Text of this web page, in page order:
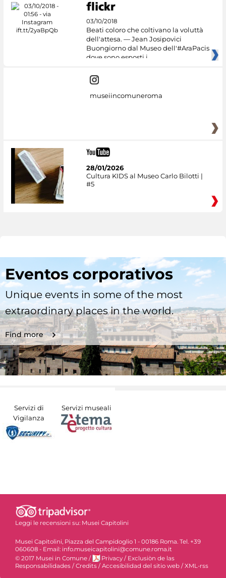
03/10/2018
Beati coloro che coltivano la voluttà
dell'attesa. — Jean Josipovici
Buongiorno dal Museo dell'#AraPacis
dove sono esposti i
museiincomuneroma
28/01/2026
Cultura KIDS al Museo Carlo Bilotti |
#5
Eventos corporativos
Unique events in some of the most
extraordinary places in the world.
Find more
Servizi di
Vigilanza
Servizi museali
Leggi le recensioni su: Musei Capitolini
Musei Capitolini, Piazza del Campidoglio 1 - 00186 Roma. Tel. +39
060608 - Email: info.museicapitolini@comune.roma.it
© 2017 Musei in Comune / Privacy / Exclusiòn de las
Responsabilidades /Credits /Accesibilidad del sitio web /XML-rss